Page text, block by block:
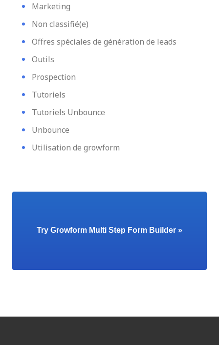
Marketing
Non classifié(e)
Offres spéciales de génération de leads
Outils
Prospection
Tutoriels
Tutoriels Unbounce
Unbounce
Utilisation de growform
Try Growform Multi Step Form Builder »